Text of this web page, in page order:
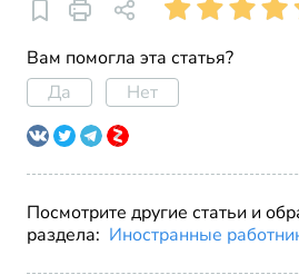
Вам помогла эта статья?
Да
Нет
Посмотрите другие статьи и
раздела: Иностранные